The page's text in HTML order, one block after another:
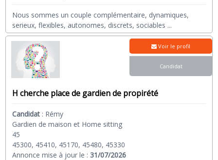
Nous sommes un couple complémentaire, dynamiques,
serieux, flexibles, autonomes, discrets, sociables ...
H cherche place de gardien de propirété
Candidat : Rémy
Gardien de maison et Home sitting
45
45300, 45410, 45170, 45480, 45330
Annonce mise à jour le :31/07/2026
Voir le profil
Candidat